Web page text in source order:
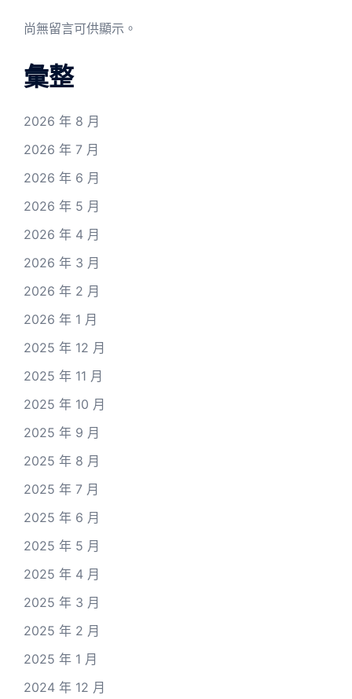
尚無留言可供顯示。
彙整
2026 年 8 月
2026 年 7 月
2026 年 6 月
2026 年 5 月
2026 年 4 月
2026 年 3 月
2026 年 2 月
2026 年 1 月
2025 年 12 月
2025 年 11 月
2025 年 10 月
2025 年 9 月
2025 年 8 月
2025 年 7 月
2025 年 6 月
2025 年 5 月
2025 年 4 月
2025 年 3 月
2025 年 2 月
2025 年 1 月
2024 年 12 月